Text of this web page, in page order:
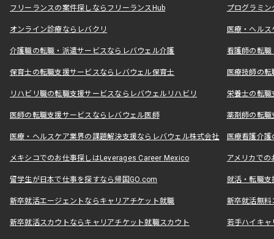
フリーランスの案件探しならフリーランスHub プログラミ
オンライン診療ならレバクリ 医療・ヘル
介護職の転職・派遣サービスならレバウェル介護 看護師の転
保育士の転職支援サービスならレバウェル保育士 医療技師の
リハビリ職の転職支援サービスならレバウェルリハビリ 栄養士の転
医師の転職支援サービスならレバウェル医師 薬剤師の転
医療・ヘルスケア業界の課題解決支援ならレバウェル株式会社 医療看護介
メキシコでのお仕事探しはLeverages Career Mexico アメリカで
留学生が日本で仕事を探すなら帰国GO.com 就活・転職
新卒就活エージェントならキャリアチケット就職 新卒就活無料
新卒就活スカウトならキャリアチケット就職スカウト 若手ハイキ